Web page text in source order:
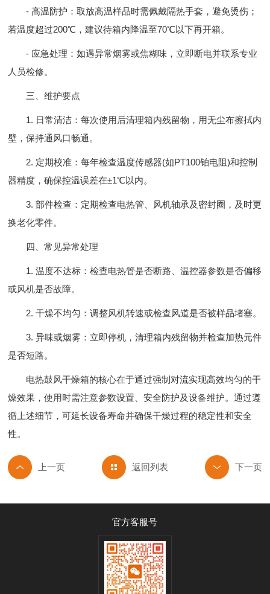
- 高温防护：取放高温样品时需佩戴隔热手套，避免烫伤；
若温度超过200℃，建议待箱内降温至70℃以下再开箱。
- 应急处理：如遇异常烟雾或焦糊味，立即断电并联系专业
人员检修。
三、维护要点
1. 日常清洁：每次使用后清理箱内残留物，用无尘布擦拭内
壁，保持通风口畅通。
2. 定期校准：每年检查温度传感器(如PT100铂电阻)和控制
器精度，确保控温误差在±1℃以内。
3. 部件检查：定期检查电热管、风机轴承及密封圈，及时更
换老化零件。
四、常见异常处理
1. 温度不达标：检查电热管是否断路、温控器参数是否偏移
或风机是否故障。
2. 干燥不均匀：调整风机转速或检查风道是否被样品堵塞。
3. 异味或烟雾：立即停机，清理箱内残留物并检查加热元件
是否短路。
电热鼓风干燥箱的核心在于通过强制对流实现高效均匀的干
燥效果，使用时需注意参数设置、安全防护及设备维护。通过遵
循上述细节，可延长设备寿命并确保干燥过程的稳定性和安全
性。
返回列表
官方客服号